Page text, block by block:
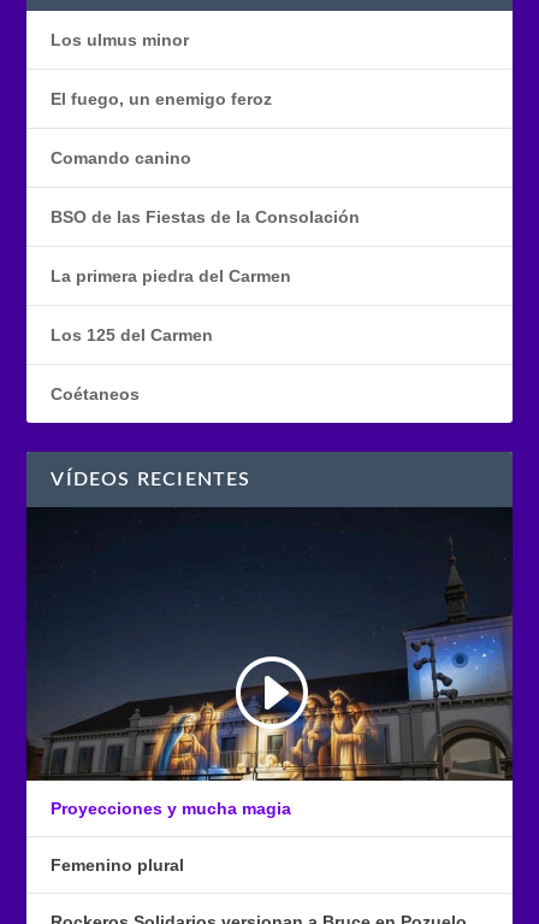
Los ulmus minor
El fuego, un enemigo feroz
Comando canino
BSO de las Fiestas de la Consolación
La primera piedra del Carmen
Los 125 del Carmen
Coétaneos
VÍDEOS RECIENTES
Proyecciones y mucha magia
Femenino plural